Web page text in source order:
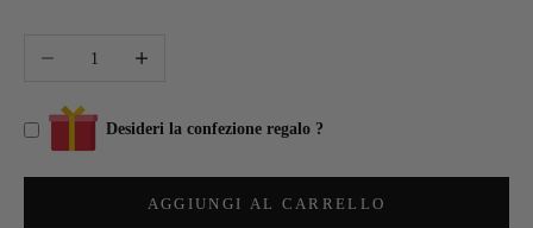
Diminuisci quantitàAumenta quantità
Desideri la confezione regalo ?
AGGIUNGI AL CARRELLO